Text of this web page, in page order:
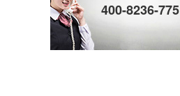
400-8236-775